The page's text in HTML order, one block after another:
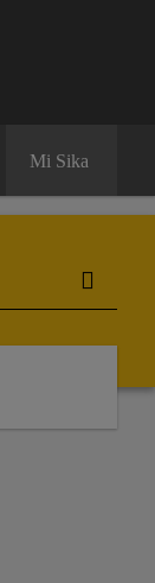
Mi Sika